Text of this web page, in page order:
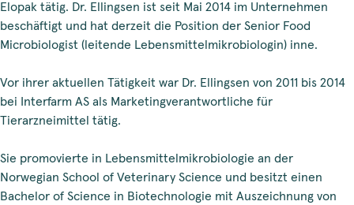
Elopak tätig. Dr. Ellingsen ist seit Mai 2014 im Unternehmen
beschäftigt und hat derzeit die Position der Senior Food
Microbiologist (leitende Lebensmittelmikrobiologin) inne.
Vor ihrer aktuellen Tätigkeit war Dr. Ellingsen von 2011 bis 2014
bei Interfarm AS als Marketingverantwortliche für
Tierarzneimittel tätig.
Sie promovierte in Lebensmittelmikrobiologie an der
Norwegian School of Veterinary Science und besitzt einen
Bachelor of Science in Biotechnologie mit Auszeichnung von